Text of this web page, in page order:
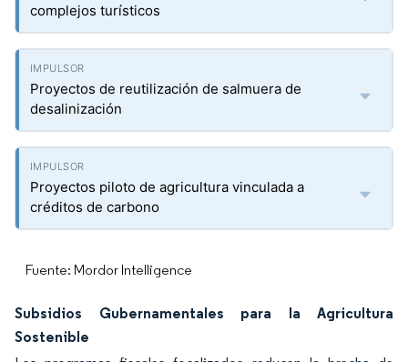
complejos turísticos
Proyectos de reutilización de salmuera de
desalinización
Proyectos piloto de agricultura vinculada a
créditos de carbono
Fuente: Mordor Intelligence
Subsidios Gubernamentales para la Agricultura
Sostenible